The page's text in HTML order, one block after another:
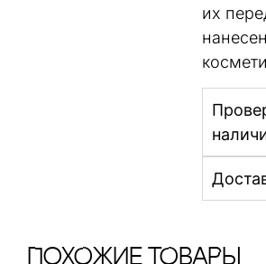
их
ПохОжИе тОваРы